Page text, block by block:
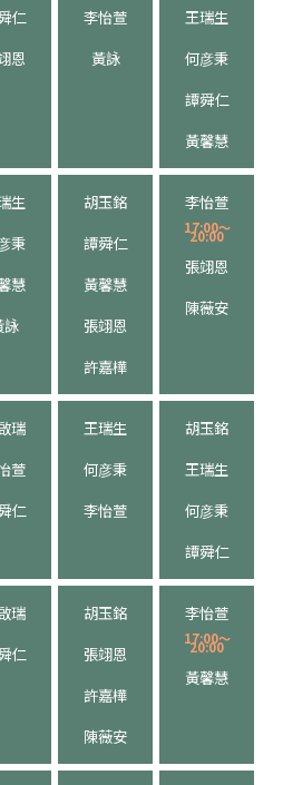
仁
恩
李怡萱
黃詠
王瑞生
何彦秉
譚舜仁
黃馨慧
生
秉
慧
詠
胡玉銘
譚舜仁
黃馨慧
張翊恩
許嘉樺
李怡萱
17:00～
20:00
張翊恩
陳薇安
瑞
萱
仁
王瑞生
何彦秉
李怡萱
胡玉銘
王瑞生
何彦秉
譚舜仁
瑞
仁
胡玉銘
張翊恩
許嘉樺
陳薇安
李怡萱
17:00～
20:00
黃馨慧